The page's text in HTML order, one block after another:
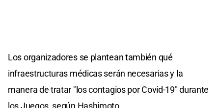
Los organizadores se plantean también qué
infraestructuras médicas serán necesarias y la
manera de tratar "los contagios por Covid-19" durante
los Juegos, según Hashimoto.